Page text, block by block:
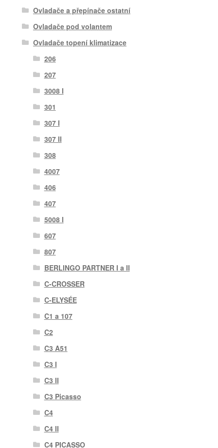
Ovladače a přepínače ostatní
Ovladače pod volantem
Ovladače topení klimatizace
206
207
3008 I
301
307 I
307 II
308
4007
406
407
5008 I
607
807
BERLINGO PARTNER I a II
C-CROSSER
C-ELYSÉE
C1 a 107
C2
C3 A51
C3 I
C3 II
C3 Picasso
C4
C4 II
C4 PICASSO